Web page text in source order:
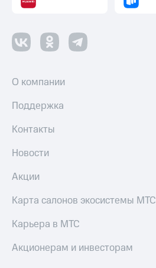
О компании
Поддержка
Контакты
Новости
Акции
Карта салонов экосистемы МТС
Карьера в МТС
Акционерам и инвесторам